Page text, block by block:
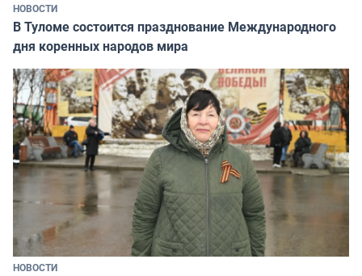
НОВОСТИ
В Туломе состоится празднование Международного
дня коренных народов мира
НОВОСТИ